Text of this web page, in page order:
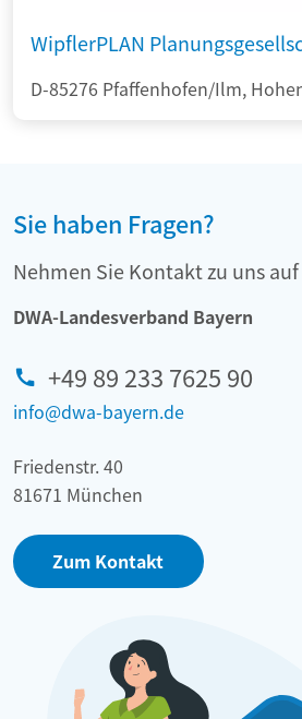
WipflerPLAN
D-85276 Pfaffenhofen/Ilm,
Sie haben Fragen?
Nehmen Sie Kontakt zu uns auf
DWA-Landesverband Bayern
+49 89 233 7625 90
info@dwa-bayern.de
Friedenstr. 40
81671 München
Zum Kontakt